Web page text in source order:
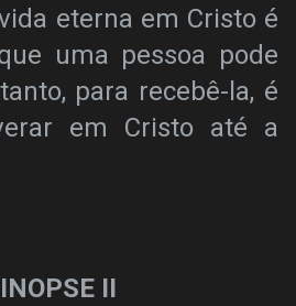
eterna em Cristo é
uma pessoa pode
para recebê-la, é
em Cristo até a
II